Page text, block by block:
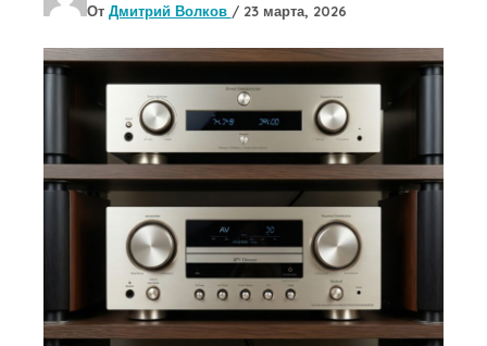
От Дмитрий Волков / 23 марта, 2026